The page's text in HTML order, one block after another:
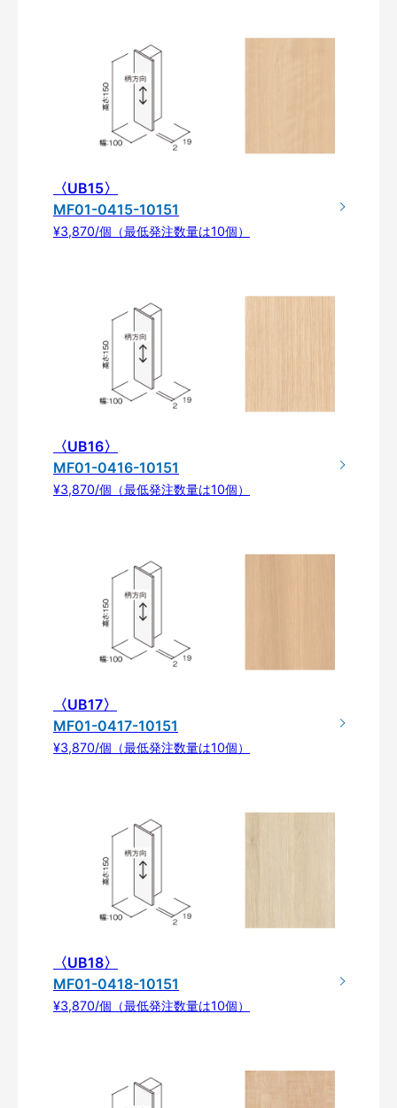
〈UB15〉
MF01-0415-10151
¥3,870/個（最低発注数量は10個）
〈UB16〉
MF01-0416-10151
¥3,870/個（最低発注数量は10個）
〈UB17〉
MF01-0417-10151
¥3,870/個（最低発注数量は10個）
〈UB18〉
MF01-0418-10151
¥3,870/個（最低発注数量は10個）